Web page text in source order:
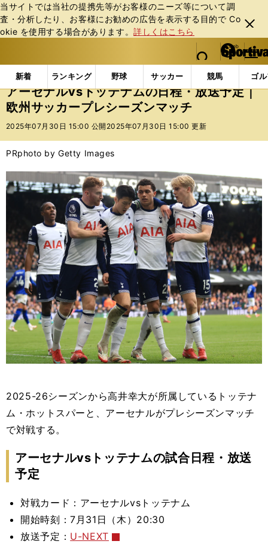
当サイトでは当社の提携先等がお客様のニーズ等について調
査・分析したり、お客様にお勧めの広告を表⽰する⽬的で Co
okie を使⽤する場合があります。詳しくはこちら
閉じ
る
web Sportiva (webスポルティーバ)
検索
マイペ
ー
ジ
メニュ
新着 ランキング 野球 サッカー 競馬 ゴ
b
ス
ポ
ル
バ
インフォメーション ニュース アーセナルvsトッテ
アーセナルvsトッテナムの日程・放送予定｜
欧州サッカープレシーズンマッチ
2025年07月30日 15:00 公開 2025年07月30日 15:00 更新
PRphoto by Getty Images
2025-26シーズンから高井幸大が所属しているトッテナ
ム・ホットスパーと、アーセナルがプレシーズンマッチ
で対戦する。
アーセナルvsトッテナムの試合日程・放送
予定
対戦カード：アーセナルvsトッテナム
開始時刻：7月31日（木）20:30
放送予定： U-NEXT